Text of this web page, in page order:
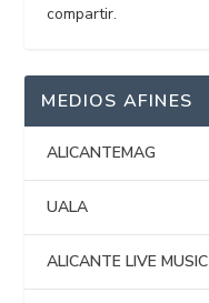
compartir.
MEDIOS AFINES
ALICANTEMAG
UALA
ALICANTE LIVE MUSIC